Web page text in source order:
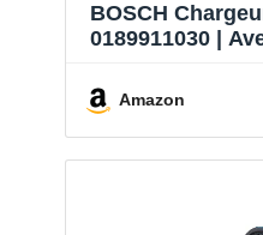
BOSCH
0189911030 |
EFB, GEL, AGM
Amazon